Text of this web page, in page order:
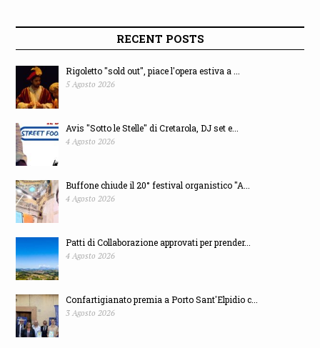
RECENT POSTS
Rigoletto "sold out", piace l'opera estiva a ...
5 Agosto 2026
Avis "Sotto le Stelle" di Cretarola, DJ set e...
4 Agosto 2026
Buffone chiude il 20° festival organistico "A...
4 Agosto 2026
Patti di Collaborazione approvati per prender...
4 Agosto 2026
Confartigianato premia a Porto Sant'Elpidio c...
3 Agosto 2026